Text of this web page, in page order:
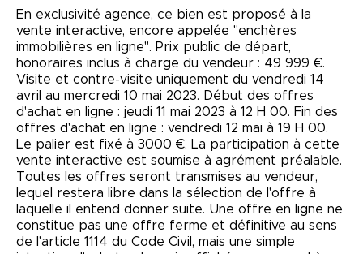
En exclusivité agence, ce bien est proposé à la
vente interactive, encore appelée "enchères
immobilières en ligne". Prix public de départ,
honoraires inclus à charge du vendeur : 49 999 €.
Visite et contre-visite uniquement du vendredi 14
avril au mercredi 10 mai 2023. Début des offres
d'achat en ligne : jeudi 11 mai 2023 à 12 H 00. Fin des
offres d'achat en ligne : vendredi 12 mai à 19 H 00.
Le palier est fixé à 3000 €. La participation à cette
vente interactive est soumise à agrément préalable.
Toutes les offres seront transmises au vendeur,
lequel restera libre dans la sélection de l'offre à
laquelle il entend donner suite. Une offre en ligne ne
constitue pas une offre ferme et définitive au sens
de l'article 1114 du Code Civil, mais une simple